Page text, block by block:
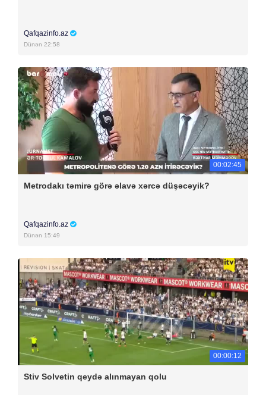
Qafqazinfo.az
Dünən 22:58
00:02:45
Metrodakı təmirə görə əlavə xərcə düşəcəyik?
Qafqazinfo.az
Dünən 15:49
00:00:12
Stiv Solvetin qeydə alınmayan qolu